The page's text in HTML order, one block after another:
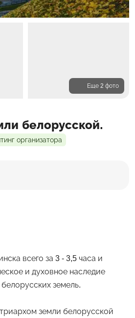
Еще 2 фото
в стоимость Доп. расходы
белорусской.
организатора
всего за 3 - 3,5 часа и
и духовное наследие
земель.
земли белорусской